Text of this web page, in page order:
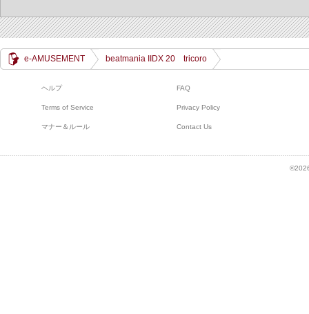
e-AMUSEMENT beatmania IIDX 20 tricoro
ヘルプ FAQ
Terms of Service Privacy Policy
マナー＆ルール Contact Us